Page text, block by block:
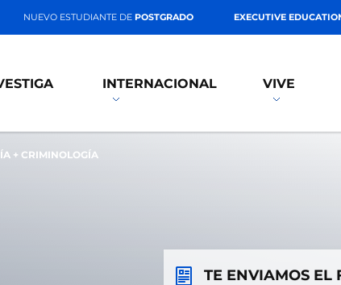
NUEVO ESTUDIANTE DE POSTGRADO EXECUTIVE
INTERNACIONAL VIVE
+ CRIMINOLOGÍA
TE ENVIAMOS EL